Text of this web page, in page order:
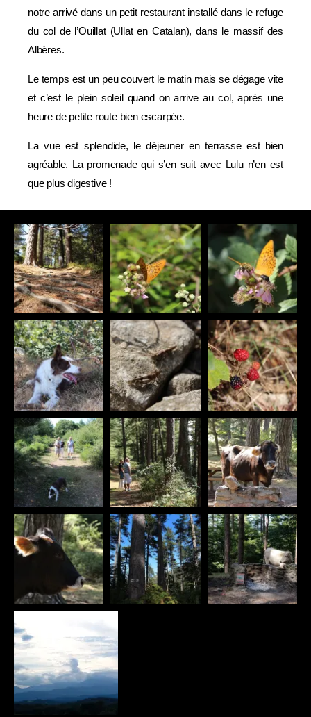
notre arrivé dans un petit restaurant installé dans le refuge
du col de l’Ouillat (Ullat en Catalan), dans le massif des
Albères.
Le temps est un peu couvert le matin mais se dégage vite
et c’est le plein soleil quand on arrive au col, après une
heure de petite route bien escarpée.
La vue est splendide, le déjeuner en terrasse est bien
agréable. La promenade qui s’en suit avec Lulu n’en est
que plus digestive !